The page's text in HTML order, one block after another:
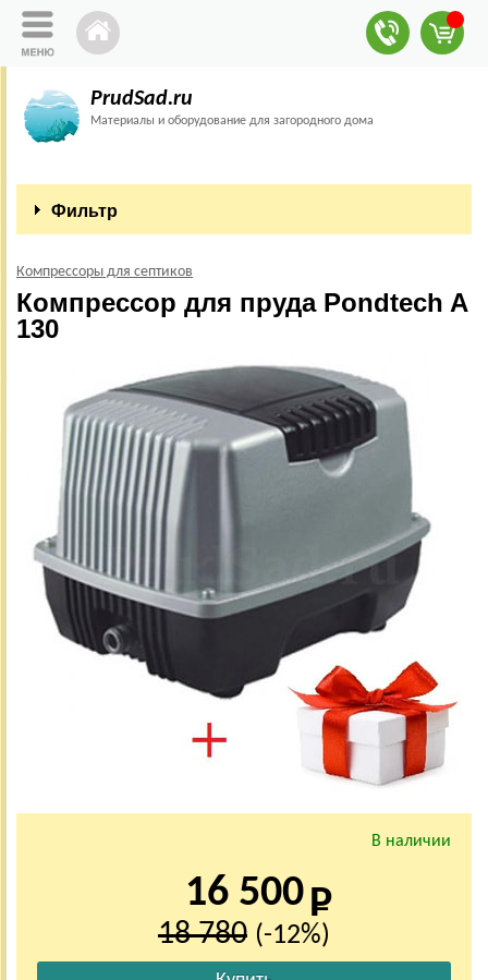
PrudSad.ru
Материалы и оборудование для загородного дома
Фильтр
Компрессоры для септиков
Компрессор для пруда Pondtech A
130
В наличии
16 500
18 780 (-12%)